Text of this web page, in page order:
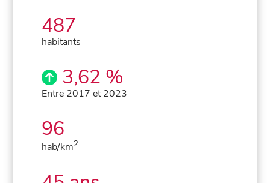
487
habitants
3,62 %
Entre 2017 et 2023
96
hab/km2